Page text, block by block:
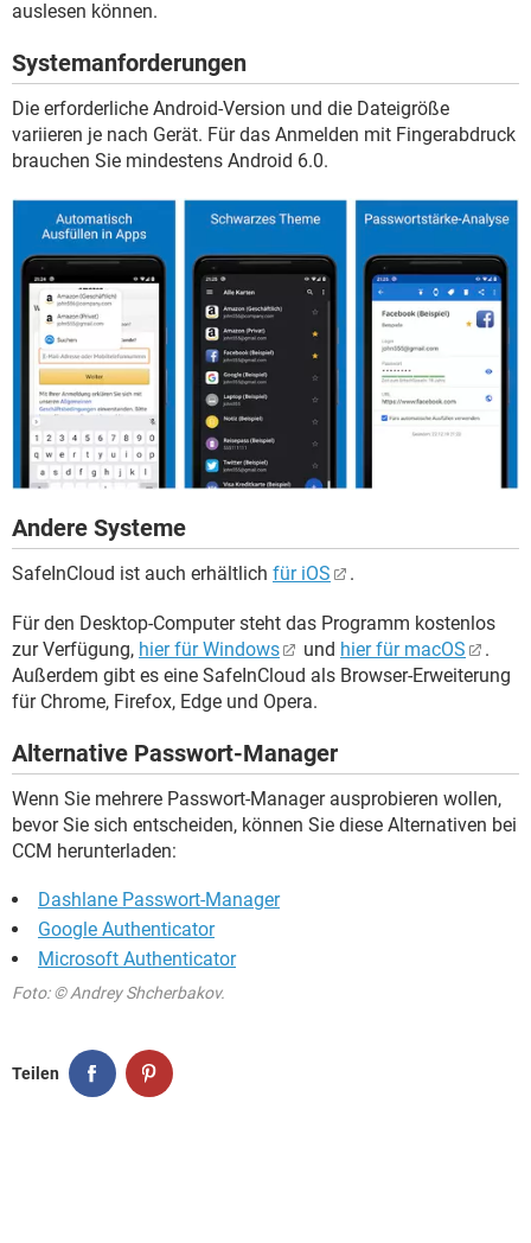
auslesen können.
Systemanforderungen
Die erforderliche Android-Version und die Dateigröße
variieren je nach Gerät. Für das Anmelden mit Fingerabdruck
brauchen Sie mindestens Android 6.0.
Andere Systeme
SafeInCloud ist auch erhältlich für iOS .
Für den Desktop-Computer steht das Programm kostenlos
zur Verfügung, hier für Windows und hier für macOS
.
Außerdem gibt es eine SafeInCloud als Browser-Erweiterung
für Chrome, Firefox, Edge und Opera.
Alternative Passwort-Manager
Wenn Sie mehrere Passwort-Manager ausprobieren wollen,
bevor Sie sich entscheiden, können Sie diese Alternativen bei
CCM herunterladen:
Dashlane Passwort-Manager
Google Authenticator
Microsoft Authenticator
Foto: © Andrey Shcherbakov.
Teilen